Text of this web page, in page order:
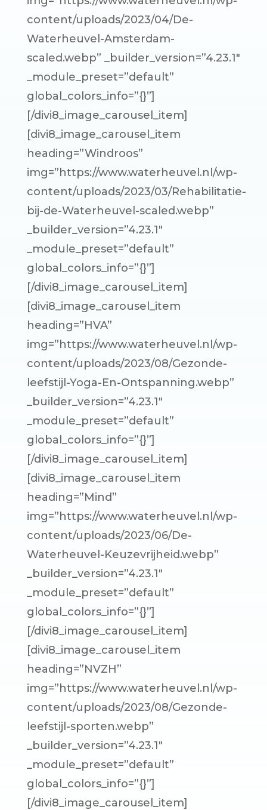
content/uploads/2023/04/De-
Waterheuvel-Amsterdam-
scaled.webp” _builder_version=”4.23.1″
_module_preset=”default”
global_colors_info=”{}”]
[/divi8_image_carousel_item]
[divi8_image_carousel_item
heading=”Windroos”
img=”https://www.waterheuvel.nl/wp-
content/uploads/2023/03/Rehabilitatie-
bij-de-Waterheuvel-scaled.webp”
_builder_version=”4.23.1″
_module_preset=”default”
global_colors_info=”{}”]
[/divi8_image_carousel_item]
[divi8_image_carousel_item
heading=”HVA”
img=”https://www.waterheuvel.nl/wp-
content/uploads/2023/08/Gezonde-
leefstijl-Yoga-En-Ontspanning.webp”
_builder_version=”4.23.1″
_module_preset=”default”
global_colors_info=”{}”]
[/divi8_image_carousel_item]
[divi8_image_carousel_item
heading=”Mind”
img=”https://www.waterheuvel.nl/wp-
content/uploads/2023/06/De-
Waterheuvel-Keuzevrijheid.webp”
_builder_version=”4.23.1″
_module_preset=”default”
global_colors_info=”{}”]
[/divi8_image_carousel_item]
[divi8_image_carousel_item
heading=”NVZH”
img=”https://www.waterheuvel.nl/wp-
content/uploads/2023/08/Gezonde-
leefstijl-sporten.webp”
_builder_version=”4.23.1″
_module_preset=”default”
global_colors_info=”{}”]
[/divi8_image_carousel_item]